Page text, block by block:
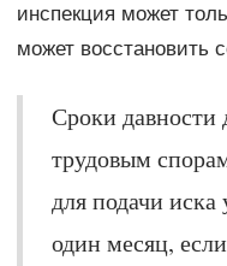
инспекция может
может восстановить
Сроки давности
трудовым
для подачи иска
один месяц,